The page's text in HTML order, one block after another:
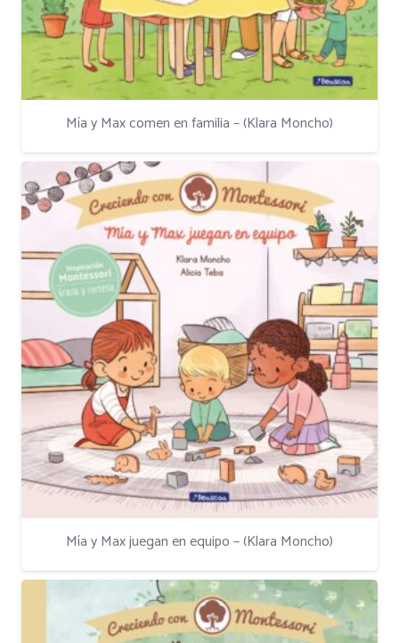
Mía y Max comen en familia – (Klara Moncho)
Mía y Max juegan en equipo – (Klara Moncho)